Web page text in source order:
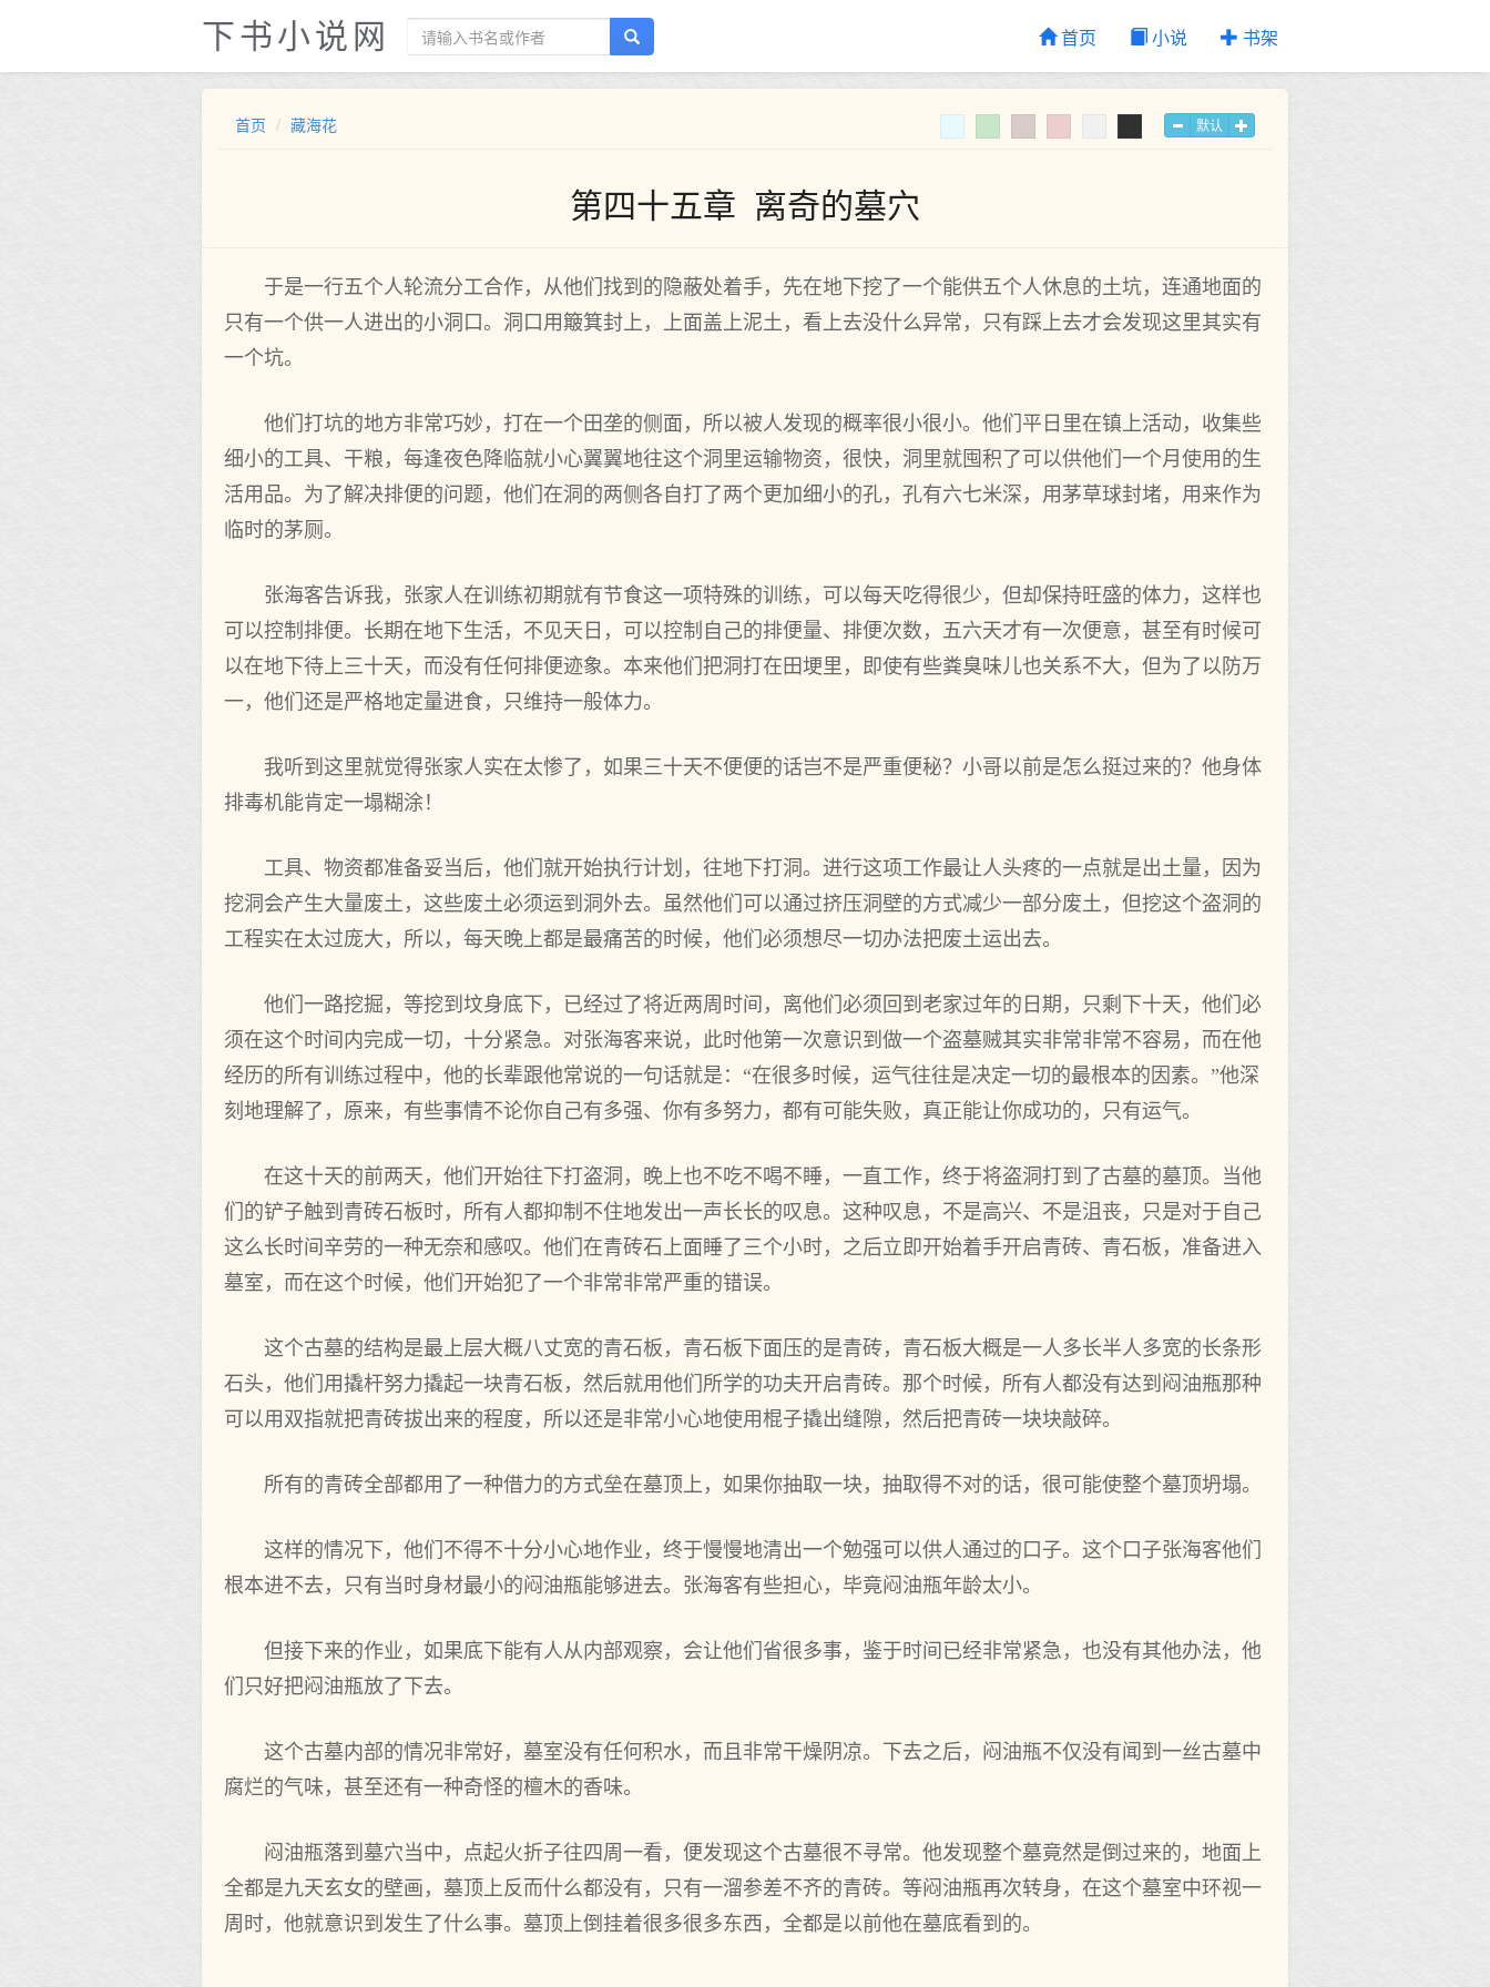
下书小说网 首页 小说 书架
首页 藏海花 默认
第四十五章 离奇的墓穴
于是一行五个人轮流分工合作，从他们找到的隐蔽处着手，先在地下挖了一个能供五个人休息的土坑，连通地面的
只有一个供一人进出的小洞口。洞口用簸箕封上，上面盖上泥土，看上去没什么异常，只有踩上去才会发现这里其实有
一个坑。
他们打坑的地方非常巧妙，打在一个田垄的侧面，所以被人发现的概率很小很小。他们平日里在镇上活动，收集些
细小的工具、干粮，每逢夜色降临就小心翼翼地往这个洞里运输物资，很快，洞里就囤积了可以供他们一个月使用的生
活用品。为了解决排便的问题，他们在洞的两侧各自打了两个更加细小的孔，孔有六七米深，用茅草球封堵，用来作为
临时的茅厕。
张海客告诉我，张家人在训练初期就有节食这一项特殊的训练，可以每天吃得很少，但却保持旺盛的体力，这样也
可以控制排便。长期在地下生活，不见天日，可以控制自己的排便量、排便次数，五六天才有一次便意，甚至有时候可
以在地下待上三十天，而没有任何排便迹象。本来他们把洞打在田埂里，即使有些粪臭味儿也关系不大，但为了以防万
一，他们还是严格地定量进食，只维持一般体力。
我听到这里就觉得张家人实在太惨了，如果三十天不便便的话岂不是严重便秘？小哥以前是怎么挺过来的？他身体
排毒机能肯定一塌糊涂！
工具、物资都准备妥当后，他们就开始执行计划，往地下打洞。进行这项工作最让人头疼的一点就是出土量，因为
挖洞会产生大量废土，这些废土必须运到洞外去。虽然他们可以通过挤压洞壁的方式减少一部分废土，但挖这个盗洞的
工程实在太过庞大，所以，每天晚上都是最痛苦的时候，他们必须想尽一切办法把废土运出去。
他们一路挖掘，等挖到坟身底下，已经过了将近两周时间，离他们必须回到老家过年的日期，只剩下十天，他们必
须在这个时间内完成一切，十分紧急。对张海客来说，此时他第一次意识到做一个盗墓贼其实非常非常不容易，而在他
经历的所有训练过程中，他的长辈跟他常说的一句话就是：“在很多时候，运气往往是决定一切的最根本的因素。”他深
刻地理解了，原来，有些事情不论你自己有多强、你有多努力，都有可能失败，真正能让你成功的，只有运气。
在这十天的前两天，他们开始往下打盗洞，晚上也不吃不喝不睡，一直工作，终于将盗洞打到了古墓的墓顶。当他
们的铲子触到青砖石板时，所有人都抑制不住地发出一声长长的叹息。这种叹息，不是高兴、不是沮丧，只是对于自己
这么长时间辛劳的一种无奈和感叹。他们在青砖石上面睡了三个小时，之后立即开始着手开启青砖、青石板，准备进入
墓室，而在这个时候，他们开始犯了一个非常非常严重的错误。
这个古墓的结构是最上层大概八丈宽的青石板，青石板下面压的是青砖，青石板大概是一人多长半人多宽的长条形
石头，他们用撬杆努力撬起一块青石板，然后就用他们所学的功夫开启青砖。那个时候，所有人都没有达到闷油瓶那种
可以用双指就把青砖拔出来的程度，所以还是非常小心地使用棍子撬出缝隙，然后把青砖一块块敲碎。
所有的青砖全部都用了一种借力的方式垒在墓顶上，如果你抽取一块，抽取得不对的话，很可能使整个墓顶坍塌。
这样的情况下，他们不得不十分小心地作业，终于慢慢地清出一个勉强可以供人通过的口子。这个口子张海客他们
根本进不去，只有当时身材最小的闷油瓶能够进去。张海客有些担心，毕竟闷油瓶年龄太小。
但接下来的作业，如果底下能有人从内部观察，会让他们省很多事，鉴于时间已经非常紧急，也没有其他办法，他
们只好把闷油瓶放了下去。
这个古墓内部的情况非常好，墓室没有任何积水，而且非常干燥阴凉。下去之后，闷油瓶不仅没有闻到一丝古墓中
腐烂的气味，甚至还有一种奇怪的檀木的香味。
闷油瓶落到墓穴当中，点起火折子往四周一看，便发现这个古墓很不寻常。他发现整个墓竟然是倒过来的，地面上
全都是九天玄女的壁画，墓顶上反而什么都没有，只有一溜参差不齐的青砖。等闷油瓶再次转身，在这个墓室中环视一
周时，他就意识到发生了什么事。墓顶上倒挂着很多很多东西，全都是以前他在墓底看到的。